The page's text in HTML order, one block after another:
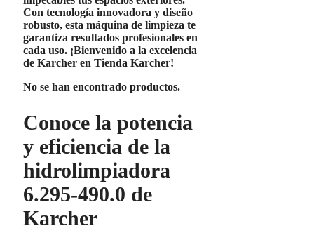
Con tecnología innovadora y diseño
robusto, esta máquina de limpieza te
garantiza resultados profesionales en
cada uso. ¡Bienvenido a la excelencia
de Karcher en Tienda Karcher!
No se han encontrado productos.
Conoce la potencia
y eficiencia de la
hidrolimpiadora
6.295-490.0 de
Karcher